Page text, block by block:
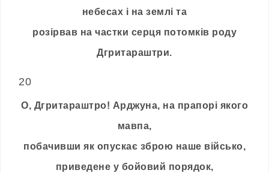
небесах і на землі та
розірвав на частки серця потомків роду
Дгритараштри.
20
О, Дгритараштро! Арджуна, на прапорі якого
мавпа,
побачивши як опускає зброю наше військо,
приведене у бойовий порядок,